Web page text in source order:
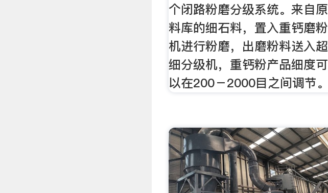
个闭路粉磨分级系统。来自原
料库的细石料，置入重钙磨粉
机进行粉磨，出磨粉料送入超
细分级机，重钙粉产品细度可
以在200－2000目之间调节。